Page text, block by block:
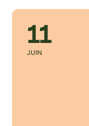
11
JUIN